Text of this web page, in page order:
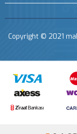
Copyright © 2021